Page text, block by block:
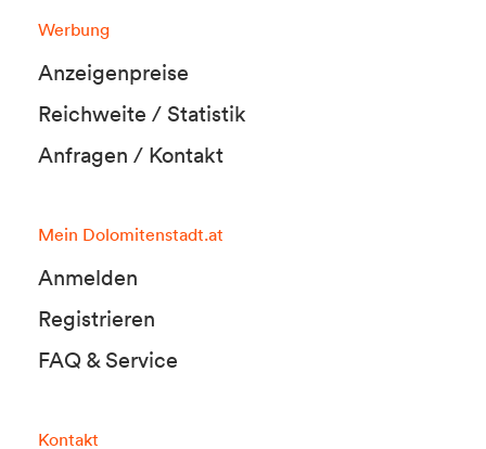
Werbung
Anzeigenpreise
Reichweite / Statistik
Anfragen / Kontakt
Mein Dolomitenstadt.at
Anmelden
Registrieren
FAQ & Service
Kontakt